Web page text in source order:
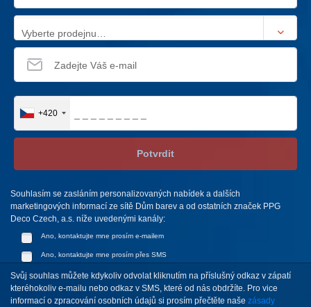
Vyberte prodejnu…
+420
Potvrdit
Souhlasím se zasláním personalizovaných nabídek a dalších
marketingových informací ze sítě Dům barev a od ostatních značek PPG
Deco Czech, a.s. níže uvedenými kanály:
Ano, kontaktujte mne prosím e-mailem
Ano, kontaktujte mne prosím přes SMS
Svůj souhlas můžete kdykoliv odvolat kliknutím na příslušný odkaz v zápatí
kteréhokoliv e-mailu nebo odkaz v SMS, které od nás obdržíte. Pro vice
informací o zpracování osobních údajů si prosím přečtěte naše zásady